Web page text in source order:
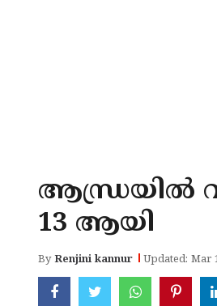
ആന്ധ്രയില്‍
13 ആയി
ByRenjini kannur Updated: Mar